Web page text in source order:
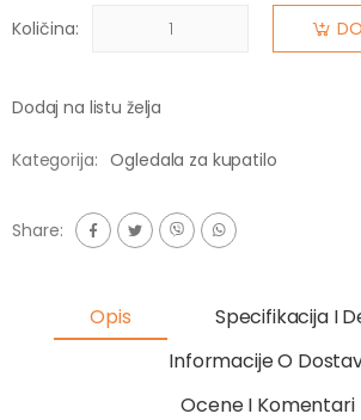
Količina:
Dodaj na listu želja
Kategorija: Ogledala za kupatilo
Share:
Opis
Specifikacija I
Informacije O
Ocene I Komentari